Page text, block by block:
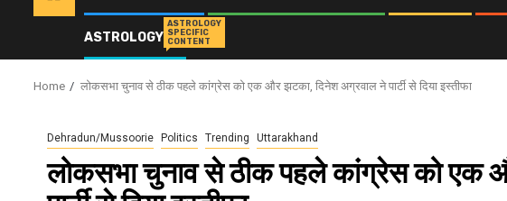
ASTROLOGY
ASTROLOGY
SPECIFIC
CONTENT
Home लोकसभा चुनाव से ठीक पहले कांग्रेस को एक और झटका, दिनेश अग्रवाल ने पार्टी से दिया इस्तीफा
Dehradun/Mussoorie Politics Trending Uttarakhand
लोकसभा चुनाव से ठीक पहले कांग्रेस को एक